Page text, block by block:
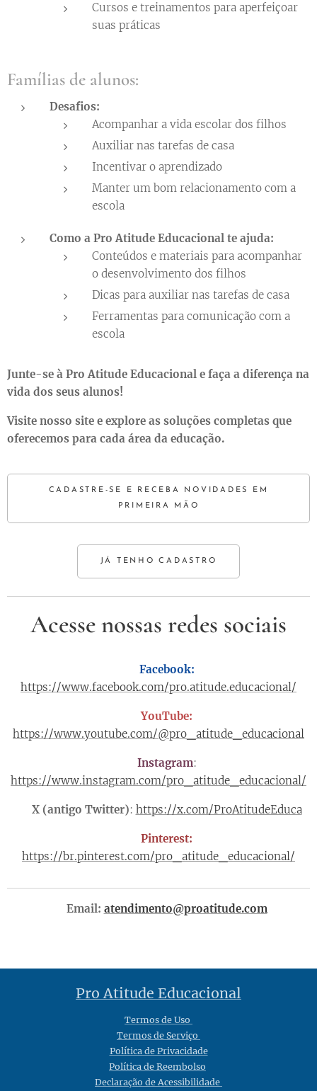
Cursos e treinamentos para aperfeiçoar
suas práticas
Famílias de alunos:
Desafios:
Acompanhar a vida escolar dos filhos
Auxiliar nas tarefas de casa
Incentivar o aprendizado
Manter um bom relacionamento com a
escola
Como a Pro Atitude Educacional te ajuda:
Conteúdos e materiais para acompanhar
o desenvolvimento dos filhos
Dicas para auxiliar nas tarefas de casa
Ferramentas para comunicação com a
escola
Junte-se à Pro Atitude Educacional e faça a diferença na
vida dos seus alunos!
Visite nosso site e explore as soluções completas que
oferecemos para cada área da educação.
CADASTRE-SE E RECEBA NOVIDADES EM
PRIMEIRA MÃO
JÁ TENHO CADASTRO
Acesse nossas redes sociais
📲 Facebook:
https://www.facebook.com/pro.atitude.educacional/
📺 YouTube:
https://www.youtube.com/@pro_atitude_educacional
📸 Instagram:
https://www.instagram.com/pro_atitude_educacional/
📲 X (antigo Twitter): https://x.com/ProAtitudeEduca
📸 Pinterest:
https://br.pinterest.com/pro_atitude_educacional/
📩 Email: atendimento@proatitude.com
Pro Atitude Educacional
Termos de Uso
Termos de Serviço
Política de Privacidade
Política de Reembolso
Declaração de Acessibilidade